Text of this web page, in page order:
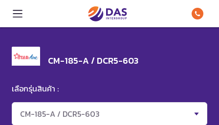
CM-185-A / DCR5-603
เลือกรุ่นสินค้า :
CM-185-A / DCR5-603